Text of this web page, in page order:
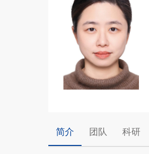
简介 团队 科研